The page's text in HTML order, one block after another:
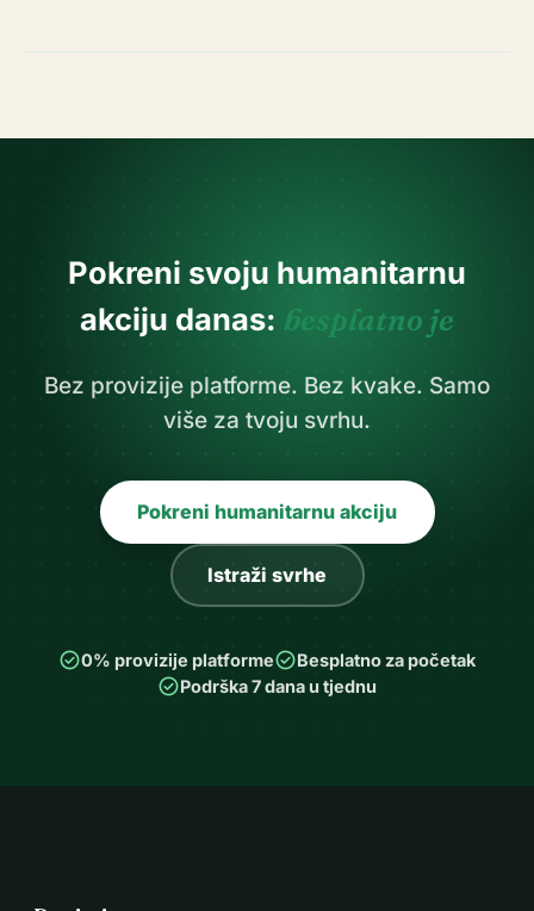
Pokreni svoju humanitarnu
akciju danas: besplatno je
Bez provizije platforme. Bez kvake. Samo
više za tvoju svrhu.
Pokreni humanitarnu akciju
Istraži svrhe
check_circle0% provizije platformecheck_circleBesplatno za početak
check_circlePodrška 7 dana u tjednu